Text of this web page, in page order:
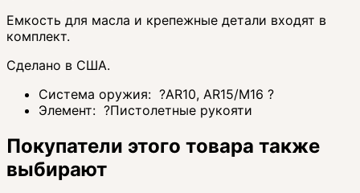
Емкость для масла и крепежные детали входят в
комплект.
Сделано в США.
Система оружия: ?AR10, AR15/M16 ?
Элемент: ?Пистолетные рукояти
Покупатели этого товара также
выбирают